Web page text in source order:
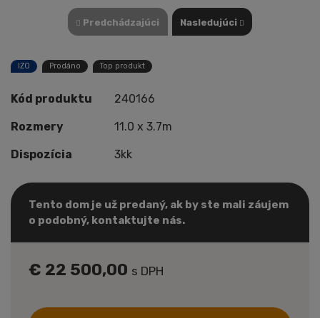
Predchádzajúci Nasledujúci
IZO Prodáno Top produkt
Kód produktu 240166
Rozmery 11.0 x 3.7m
Dispozícia 3kk
Tento dom je už predaný, ak by ste mali záujem
o podobný, kontaktujte nás.
€ 22 500,00 s DPH